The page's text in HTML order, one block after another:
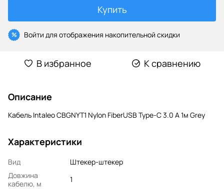
Купить
% Войти для отображения накопительной скидки
В избранное К сравнению
Описание
Кабель Intaleo CBGNYT1 Nylon FiberUSB Type-C 3.0 A 1м Grey
Характеристики
Вид
Штекер-штекер
Довжина
кабелю, м
1